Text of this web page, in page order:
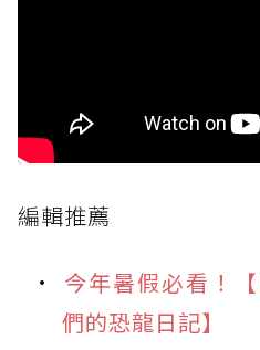
編輯推薦
今年暑假必看！
們的恐龍日記】